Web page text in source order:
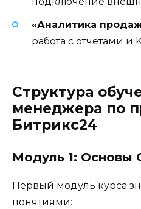
«Аналитика
работа с отчетами и
Структура
менеджера по
Битрикс24
Модуль 1: Основы
Первый модуль курса
понятиями: